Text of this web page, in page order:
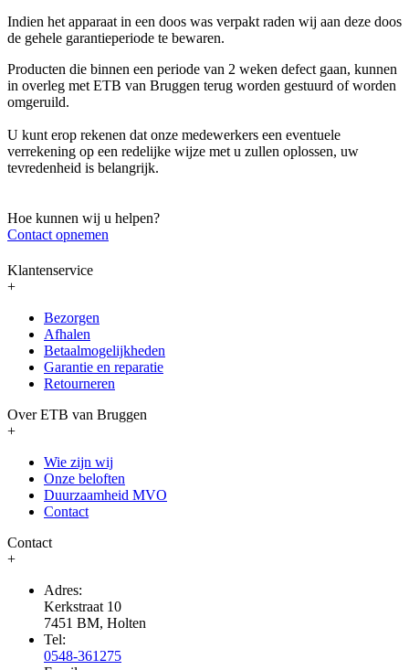
Indien het apparaat in een doos was verpakt raden wij aan deze doos
de gehele garantieperiode te bewaren.
Producten die binnen een periode van 2 weken defect gaan, kunnen
in overleg met ETB van Bruggen terug worden gestuurd of worden
omgeruild.
U kunt erop rekenen dat onze medewerkers een eventuele
verrekening op een redelijke wijze met u zullen oplossen, uw
tevredenheid is belangrijk.
Hoe kunnen wij u helpen?
Contact opnemen
Klantenservice
+
Bezorgen
Afhalen
Betaalmogelijkheden
Garantie en reparatie
Retourneren
Over ETB van Bruggen
+
Wie zijn wij
Onze beloften
Duurzaamheid MVO
Contact
Contact
+
Adres:
Kerkstraat 10
7451 BM, Holten
Tel:
0548-361275